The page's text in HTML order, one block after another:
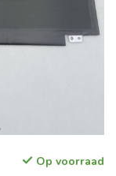
Op voorraad